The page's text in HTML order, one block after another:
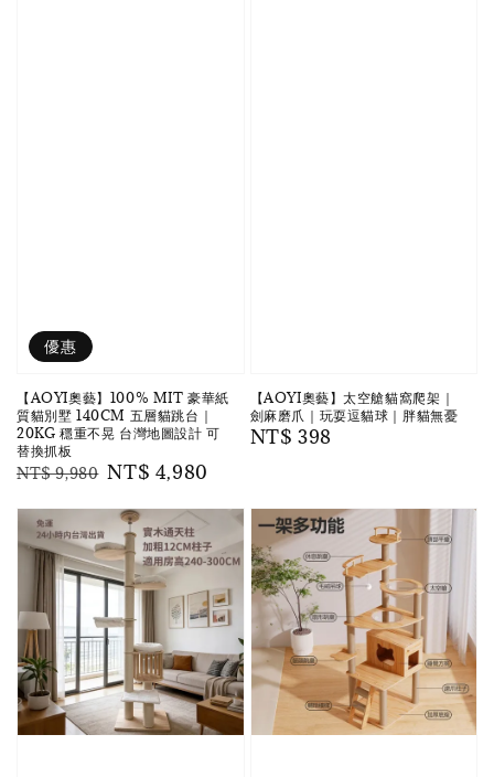
優惠
【AOYI奧藝】100% MIT 豪華紙
質貓別墅 140CM 五層貓跳台｜
20KG 穩重不晃 台灣地圖設計 可
替換抓板
Regular
NT$ 9,980 Sale
NT$ 4,980
【AOYI奧藝】太空艙貓窩爬架｜
劍麻磨爪｜玩耍逗貓球｜胖貓無憂
Regular
NT$ 398